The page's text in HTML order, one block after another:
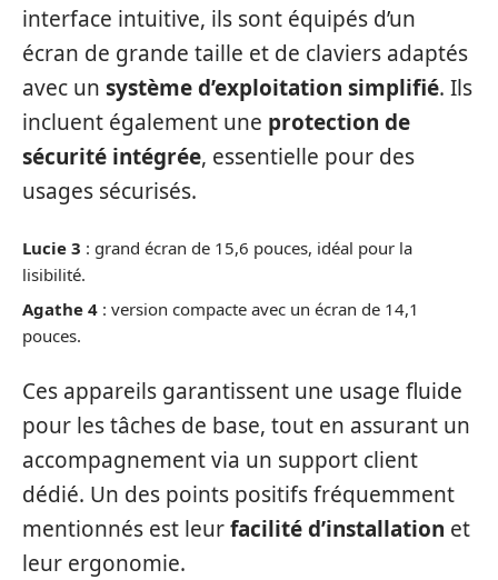
interface intuitive, ils sont équipés d’un
écran de grande taille et de claviers adaptés
avec un système d’exploitation simplifié. Ils
incluent également une protection de
sécurité intégrée, essentielle pour des
usages sécurisés.
Lucie 3 : grand écran de 15,6 pouces, idéal pour la
lisibilité.
Agathe 4 : version compacte avec un écran de 14,1
pouces.
Ces appareils garantissent une usage fluide
pour les tâches de base, tout en assurant un
accompagnement via un support client
dédié. Un des points positifs fréquemment
mentionnés est leurfacilité d’installation et
leur ergonomie.